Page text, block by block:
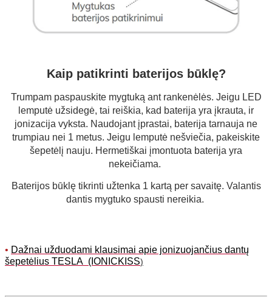
Kaip patikrinti baterijos būklę?
Trumpam paspauskite mygtuką ant rankenėlės. Jeigu LED
lemputė užsidegė, tai reiškia, kad baterija yra įkrauta, ir
jonizacija vyksta. Naudojant įprastai, baterija tarnauja ne
trumpiau nei 1 metus. Jeigu lemputė nešviečia, pakeiskite
šepetėlį nauju. Hermetiškai įmontuota baterija yra
nekeičiama.
Baterijos būklę tikrinti užtenka 1 kartą per savaitę. Valantis
dantis mygtuko spausti nereikia.
• Dažnai užduodami klausimai apie jonizuojančius dantų
šepetėlius TESLA (IONICKISS)